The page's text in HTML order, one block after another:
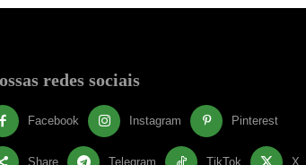
redes sociais
Facebook Instagram Pinterest
Share Telegram TikTok X